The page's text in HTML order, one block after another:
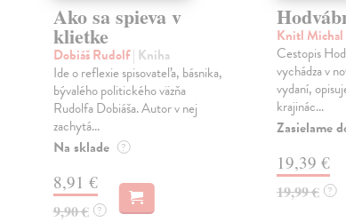
Ako sa spieva v
klietke
Dobiáš Rudolf| Kniha
Ide o reflexie spisovateľa, básnika,
bývalého politického väzňa
Rudolfa Dobiáša. Autor v nej
zachytá...
Na sklade ?
8,91 €
9,90 € ?
Knitl Michal
Cestopis
vychádza v
vydaní,
krajinác...
Zasielame
19,39 €
19,99 € ?